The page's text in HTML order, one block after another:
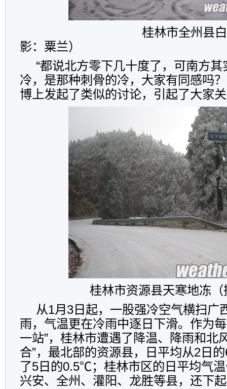
桂林市全州县白宝乡
影：粟兰）
“都说北方零下几十度了，可南方
冷，是那种刺骨的冷，大家有同感吗
博上发起了类似的讨论，引起了大家
桂林市资源县天寒地冻（
从1月3日起，一股强冷空气横扫广
雨，气温更在冷雨中逐日下滑。作为
一站”，桂林市遭遇了降温、降雨和北
合”，最北部的资源县，日平均从2日
了5日的0.5℃；桂林市区的日平均气
兴安、全州、灌阳、龙胜等县，还下